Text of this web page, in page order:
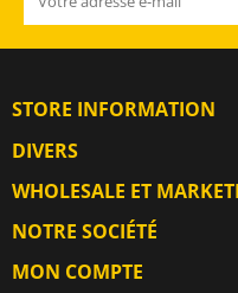
STORE INFORMATION
DIVERS
WHOLESALE ET
NOTRE SOCIÉTÉ
MON COMPTE